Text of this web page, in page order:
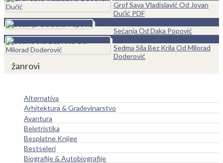
Grof Sava Vladislavić Od Jovan
Dučić PDF
Sećanja Od Daka Popović
Sedma Sila Bez Krila Od Milorad
Doderović
žanrovi
Alternativa
Arhitektura & Građevinarstvo
Avantura
Beletristika
Besplatne Knjige
Bestseleri
Biografije & Autobiografije